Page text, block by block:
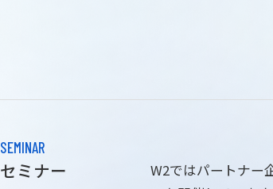
SEMINAR
セミナー
W2ではパートナー